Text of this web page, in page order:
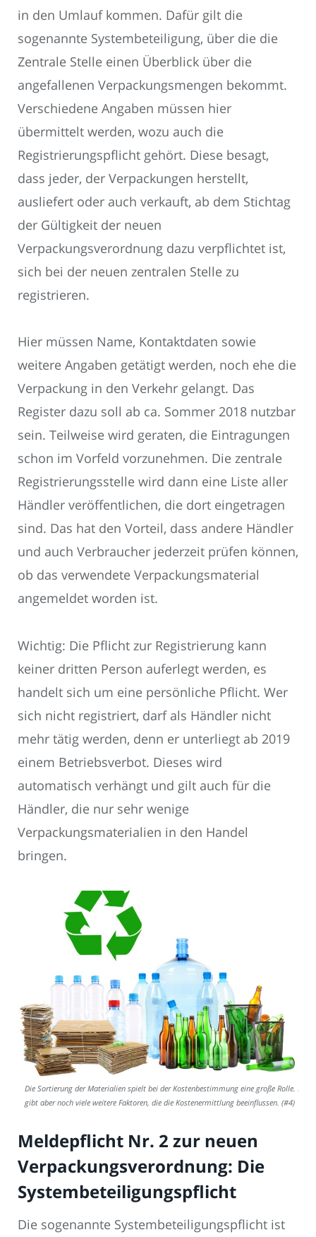
in den Umlauf kommen. Dafür gilt die
sogenannte Systembeteiligung, über die die
Zentrale Stelle einen Überblick über die
angefallenen Verpackungsmengen bekommt.
Verschiedene Angaben müssen hier
übermittelt werden, wozu auch die
Registrierungspflicht gehört. Diese besagt,
dass jeder, der Verpackungen herstellt,
ausliefert oder auch verkauft, ab dem Stichtag
der Gültigkeit der neuen
Verpackungsverordnung dazu verpflichtet ist,
sich bei der neuen zentralen Stelle zu
registrieren.
Hier müssen Name, Kontaktdaten sowie
weitere Angaben getätigt werden, noch ehe die
Verpackung in den Verkehr gelangt. Das
Register dazu soll ab ca. Sommer 2018 nutzbar
sein. Teilweise wird geraten, die Eintragungen
schon im Vorfeld vorzunehmen. Die zentrale
Registrierungsstelle wird dann eine Liste aller
Händler veröffentlichen, die dort eingetragen
sind. Das hat den Vorteil, dass andere Händler
und auch Verbraucher jederzeit prüfen können,
ob das verwendete Verpackungsmaterial
angemeldet worden ist.
Wichtig: Die Pflicht zur Registrierung kann
keiner dritten Person auferlegt werden, es
handelt sich um eine persönliche Pflicht. Wer
sich nicht registriert, darf als Händler nicht
mehr tätig werden, denn er unterliegt ab 2019
einem Betriebsverbot. Dieses wird
automatisch verhängt und gilt auch für die
Händler, die nur sehr wenige
Verpackungsmaterialien in den Handel
bringen.
Die Sortierung der Materialien spielt bei der Kostenbestimmung eine große Rolle. Es
gibt aber noch viele weitere Faktoren, die die Kostenermittlung beeinflussen. (#4)
Meldepflicht Nr. 2 zur neuen
Verpackungsverordnung: Die
Systembeteiligungspflicht
Die sogenannte Systembeteiligungspflicht ist